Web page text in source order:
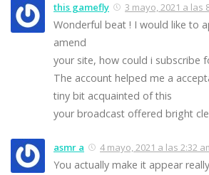
this gamefly 3 mayo, 2021 a las
Wonderful beat ! I would like to
amend
your site, how could i subscribe
The account helped me a
tiny bit acquainted of this
your broadcast offered bright
asmr a 4 mayo, 2021 a las 2:32
You actually make it appear